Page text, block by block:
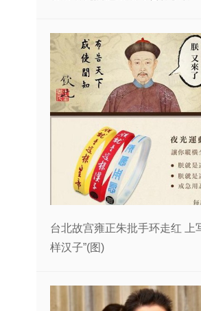
台北故宫雍正朱批手环走红 上
样汉子”(图)